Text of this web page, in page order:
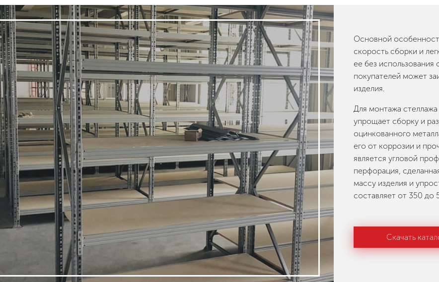
Основной
скорость сборки и
ее без
покупателей может
изделия.
Для монтажа стеллажа
упрощает сборку и
оцинкованного
его от коррозии и
является угловой
перфорация,
массу изделия и
составляет от 350 до
Скачать